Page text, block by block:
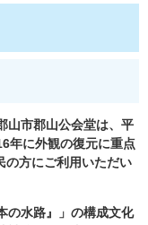
山市郡山公会堂は、平
年に外観の復元に重点
の方にご利用いただい
の水路』」の構成文化